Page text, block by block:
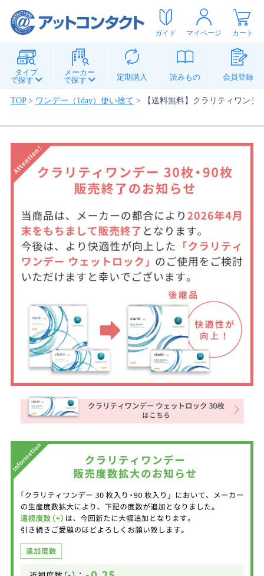
ガイド マイページ カート
タイプ
で探す
メーカー
で探す
定期購入 読みもの 会員登録
TOP> ワンデー（1day）使い捨て > 【送料無料】クラリティワンデ